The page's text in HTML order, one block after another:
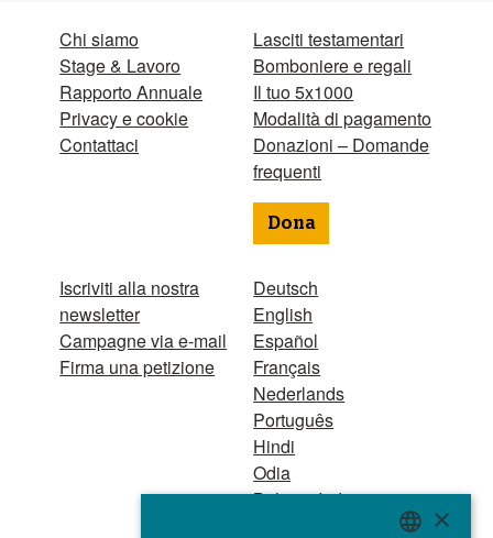
Chi siamo
Stage & Lavoro
Rapporto Annuale
Privacy e cookie
Contattaci
Iscriviti alla nostra
newsletter
Campagne via e-mail
Firma una petizione
Lasciti testamentari
Bomboniere e regali
Il tuo 5x1000
Modalità di pagamento
Donazioni – Domande
frequenti
Dona
Deutsch
English
Español
Français
Nederlands
Português
Hindi
Odia
Bahasa Indonesia
×